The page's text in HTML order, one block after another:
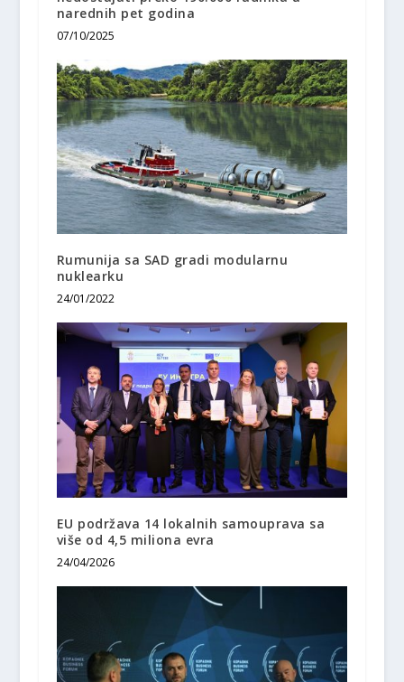
narednih pet godina
07/10/2025
Rumunija sa SAD gradi modularnu
nuklearku
24/01/2022
EU podržava 14 lokalnih samouprava sa
više od 4,5 miliona evra
24/04/2026